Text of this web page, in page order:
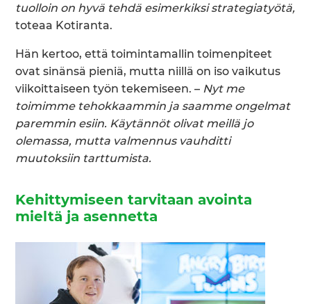
tuolloin on hyvä tehdä esimerkiksi strategiatyötä,
toteaa Kotiranta.
Hän kertoo, että toimintamallin toimenpiteet
ovat sinänsä pieniä, mutta niillä on iso vaikutus
viikoittaiseen työn tekemiseen. – Nyt me
toimimme tehokkaammin ja saamme ongelmat
paremmin esiin. Käytännöt olivat meillä jo
olemassa, mutta valmennus vauhditti
muutoksiin tarttumista.
Kehittymiseen tarvitaan avointa
mieltä ja asennetta